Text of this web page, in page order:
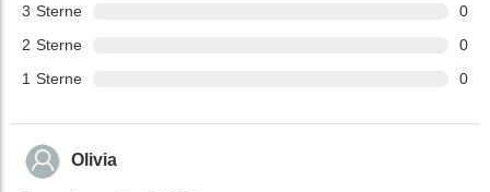
3 Sterne
0
2 Sterne
0
1 Sterne 0
Olivia